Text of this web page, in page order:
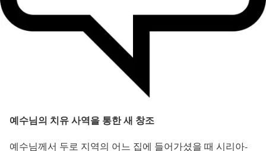
예수님의 치유 사역을 통한 새 창조
예수님께서 두로 지역의 어느 집에 들어가셨을 때 시리아-